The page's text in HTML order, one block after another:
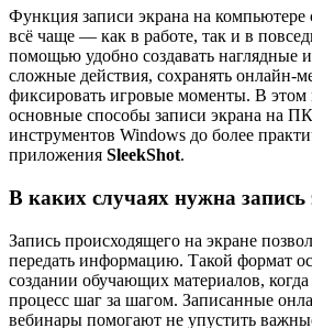
Функция записи экрана на компьютере
всё чаще — как в работе, так и в
помощью удобно создавать наглядные
сложные действия, сохранять онлайн-
фиксировать игровые моменты. В этом
основные способы записи экрана на
инструментов Windows до более
приложения SleekShot.
В каких случаях нужна запись
Запись происходящего на экране
передать информацию. Такой формат
создании обучающих материалов, когда
процесс шаг за шагом. Записанные
вебинары помогают не упустить